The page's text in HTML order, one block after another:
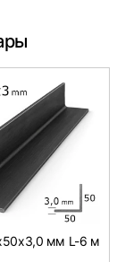
мм L-6 м